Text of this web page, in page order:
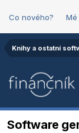
Co nového?
Knihy a ostatní
Software